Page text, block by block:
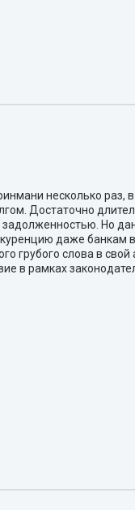
несколько раз, в
Достаточно
задолженностью. Но
даже банкам в
грубого слова в свой
в рамках